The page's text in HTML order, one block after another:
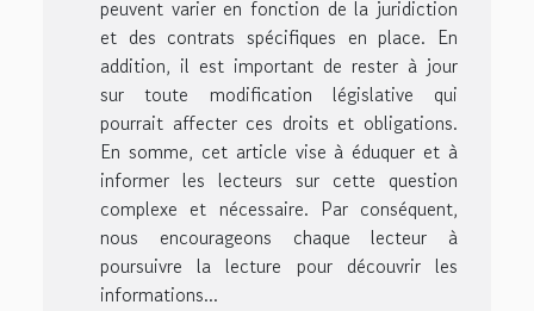
peuvent varier en fonction de la juridiction
et des contrats spécifiques en place. En
addition, il est important de rester à jour
sur toute modification législative qui
pourrait affecter ces droits et obligations.
En somme, cet article vise à éduquer et à
informer les lecteurs sur cette question
complexe et nécessaire. Par conséquent,
nous encourageons chaque lecteur à
poursuivre la lecture pour découvrir les
informations...